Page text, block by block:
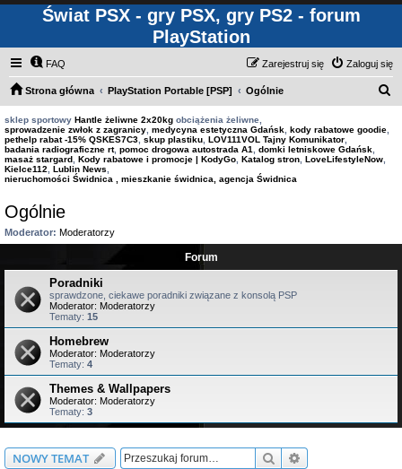
Świat PSX - gry PSX, gry PS2 - forum
PlayStation
FAQ Zaloguj się
Zarejestruj się
Strona główna PlayStation Portable [PSP] Ogólnie
sklep sportowy Hantle żeliwne 2x20kg obciążenia żeliwne,
sprowadzenie zwłok z zagranicy medycyna estetyczna Gdańsk kody rabatowe goodie
pethelp rabat -15% QSKES7C3 skup plastiku LOV111VOL Tajny Komunikator
badania radiograficzne rt, pomoc drogowa autostrada A1 domki letniskowe Gdańsk
masaż stargard Kody rabatowe i promocje | KodyGo Katalog stron LoveLifestyleNow
Kielce112
Lublin News
nieruchomości Świdnica , mieszkanie świdnica, agencja Świdnica
Ogólnie
Moderator: Moderatorzy
Forum
Poradniki
sprawdzone, ciekawe poradniki związane z konsolą PSP
Moderator: Moderatorzy
Tematy: 15
Homebrew
Moderator: Moderatorzy
Tematy: 4
Themes & Wallpapers
Moderator: Moderatorzy
Tematy: 3
NOWY TEMAT Szukaj